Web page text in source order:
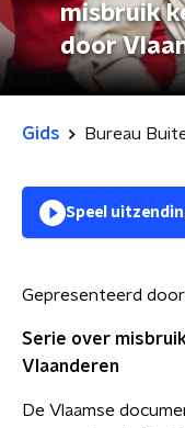
misbruik
door
Gids
Speel
Gepresenteerd
Serie over
Vlaanderen
De Vlaamse